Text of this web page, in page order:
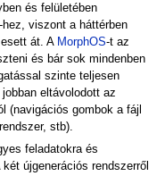
és felületében
viszont a háttérben
át. A MorphOS-t az
és bár sok mindenben
szinte teljesen
eltávolodott az
(navigációs gombok a fájl
stb).
feladatokra és
újgenerációs rendszerről